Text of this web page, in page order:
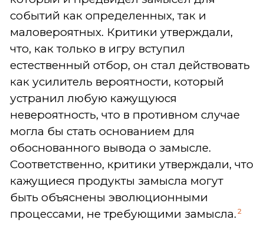
событий как определенных, так и
маловероятных. Критики утверждали,
что, как только в игру вступил
естественный отбор, он стал действовать
как усилитель вероятности, который
устранил любую кажущуюся
невероятность, что в противном случае
могла бы стать основанием для
обоснованного вывода о замысле.
Соответственно, критики утверждали, что
кажущиеся продукты замысла могут
быть объяснены эволюционными
процессами, не требующими замысла. 2